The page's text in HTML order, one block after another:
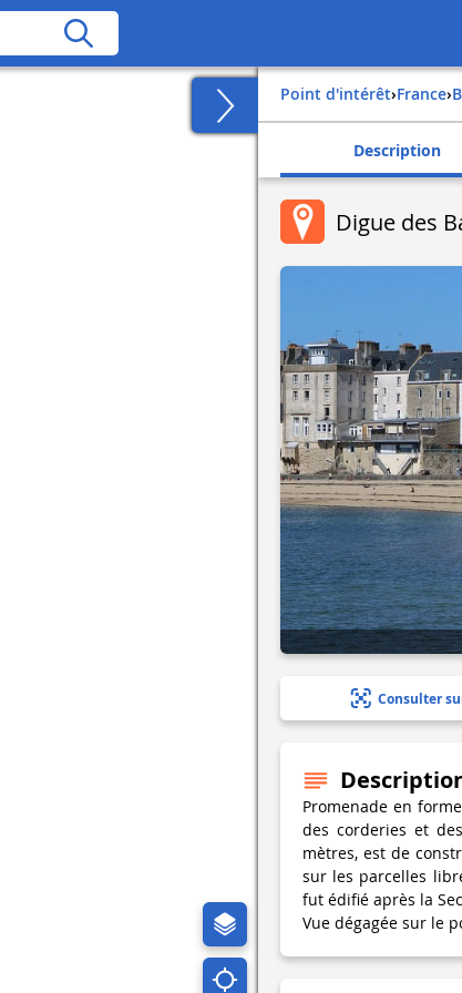
Point d'intérêt› france›
Description
Digue des
Consulter
Promenade en
des corderies et
mètres, est de
sur les parcelles
fut édifié après la
Vue dégagée sur le